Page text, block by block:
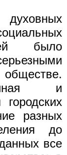
духовных
было
и
разных
до
все